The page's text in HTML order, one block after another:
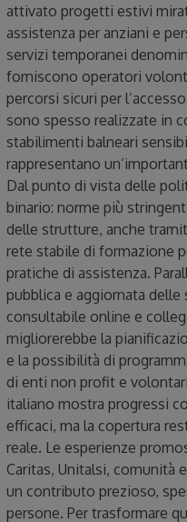
attivato progetti estivi
assistenza per anziani e
servizi temporanei
forniscono operatori
percorsi sicuri per
sono spesso realizzate in
stabilimenti balneari
rappresentano
Dal punto di vista delle
binario: norme più
delle strutture, anche
rete stabile di formazione
pratiche di assistenza.
pubblica e aggiornata
consultabile online e
migliorerebbe la
e la possibilità di
di enti non profit e
italiano mostra progressi
efficaci, ma la copertura
reale. Le esperienze
Caritas, Unitalsi,
un contributo prezioso,
persone. Per trasformare